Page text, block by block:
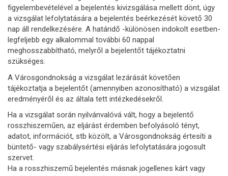
figyelembevételével a bejelentés kivizsgálása mellett dönt, úgy
a vizsgálat lefolytatására a bejelentés beérkezését követő 30
nap áll rendelkezésére. A határidő -különösen indokolt esetben-
legfeljebb egy alkalommal további 60 nappal
meghosszabbítható, melyről a bejelentőt tájékoztatni
szükséges.
A Városgondnokság a vizsgálat lezárását követően
tájékoztatja a bejelentőt (amennyiben azonosítható) a vizsgálat
eredményéről és az általa tett intézkedésekről.
Ha a vizsgálat során nyilvánvalóvá vált, hogy a bejelentő
rosszhiszeműen, az eljárást érdemben befolyásoló tényt,
adatot, információt, stb közölt, a Városgondnokság értesíti a
büntető- vagy szabálysértési eljárás lefolytatására jogosult
szervet.
Ha a rosszhiszemű bejelentés másnak jogellenes kárt vagy